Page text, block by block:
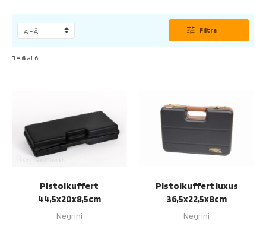
tune Filtre
1 - 6af6
Pistolkuffert
44,5x20x8,5cm
Negrini
Pistolkuffert luxus
36,5x22,5x8cm
Negrini